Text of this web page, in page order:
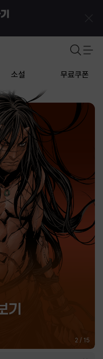
소설 무료쿠폰
2 / 15